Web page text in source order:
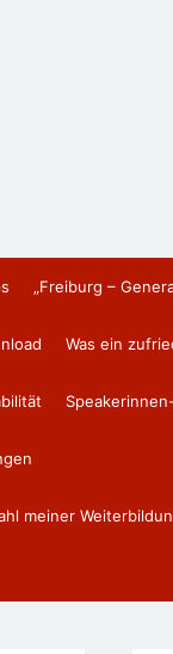
„Freiburg –
Was ein
meiner